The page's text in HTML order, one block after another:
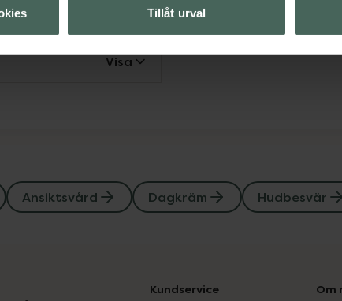
Tillåt urval
Visa
Ansiktsvård Dagkräm Hudbesvär
Kundservice Om